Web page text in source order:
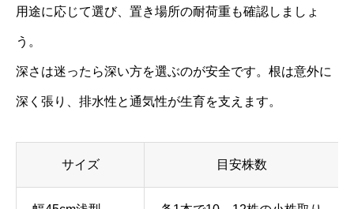
用途に応じて選び、置き場所の耐荷重も確認しましょ
う。
深さは迷ったら深い方を選ぶのが安全です。根は意外に
深く張り、排水性と通気性が生育を支えます。
サイズ 目安株数